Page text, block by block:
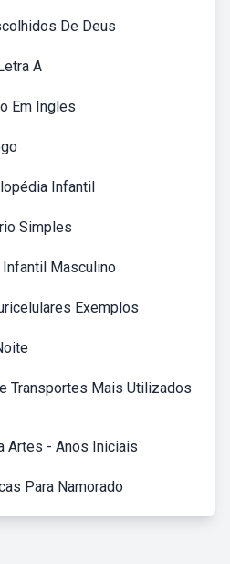
De Deus
A
Em Ingles
Infantil
Simples
Masculino
Exemplos
Transportes Mais Utilizados
Artes - Anos Iniciais
Para Namorado